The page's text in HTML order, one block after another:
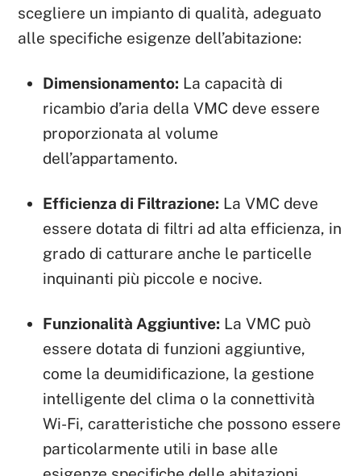
scegliere un impianto di qualità, adeguato
alle specifiche esigenze dell’abitazione:
Dimensionamento: La capacità di
ricambio d’aria della VMC deve essere
proporzionata al volume
dell’appartamento.
Efficienza di Filtrazione: La VMC deve
essere dotata di filtri ad alta efficienza, in
grado di catturare anche le particelle
inquinanti più piccole e nocive.
Funzionalità Aggiuntive: La VMC può
essere dotata di funzioni aggiuntive,
come la deumidificazione, la gestione
intelligente del clima o la connettività
Wi-Fi, caratteristiche che possono essere
particolarmente utili in base alle